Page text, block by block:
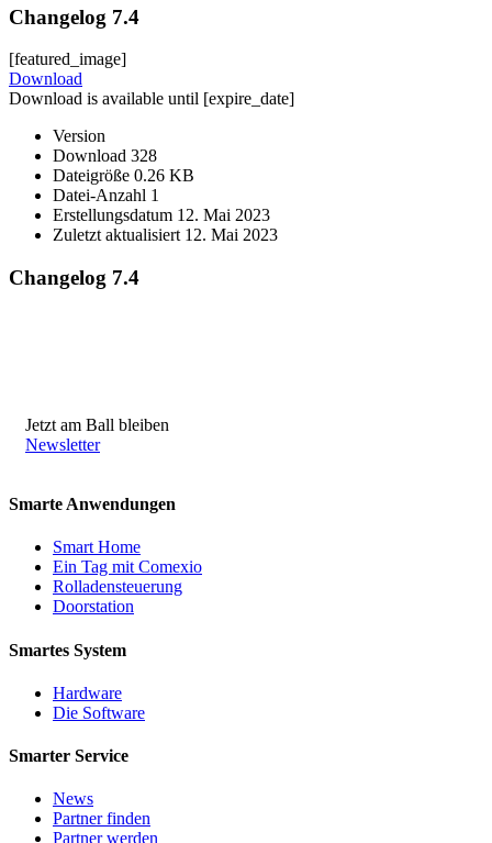
Changelog 7.4
[featured_image]
Download
Download is available until [expire_date]
Version
Download 328
Dateigröße 0.26 KB
Datei-Anzahl 1
Erstellungsdatum 12. Mai 2023
Zuletzt aktualisiert 12. Mai 2023
Changelog 7.4
Jetzt am Ball bleiben
Newsletter
Smarte Anwendungen
Smart Home
Ein Tag mit Comexio
Rolladensteuerung
Doorstation
Smartes System
Hardware
Die Software
Smarter Service
News
Partner finden
Partner werden